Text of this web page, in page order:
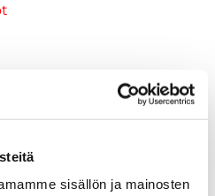
sisällön ja mainosten